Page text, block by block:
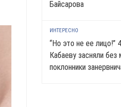
Байсарова
ИНТЕРЕСНО
“Но это не ее лицо!”
Кабаеву засняли без
поклонники